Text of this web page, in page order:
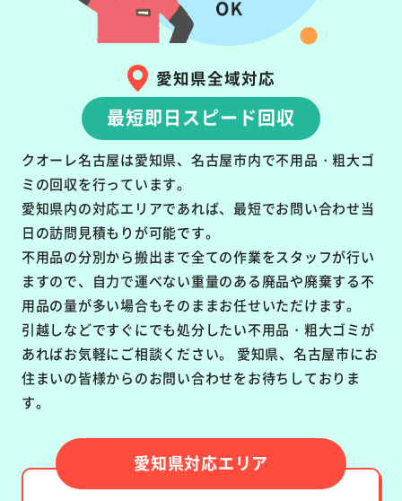
愛知県全域対応
最短即日スピード回収
クオーレ名古屋は愛知県、名古屋市内で不用品・粗大ゴ
ミの回収を行っています。
愛知県内の対応エリアであれば、最短でお問い合わせ当
日の訪問見積もりが可能です。
不用品の分別から搬出まで全ての作業をスタッフが行い
ますので、自力で運べない重量のある廃品や廃棄する不
用品の量が多い場合もそのままお任せいただけます。
引越しなどですぐにでも処分したい不用品・粗大ゴミが
あればお気軽にご相談ください。 愛知県、名古屋市にお
住まいの皆様からのお問い合わせをお待ちしておりま
す。
愛知県対応エリア